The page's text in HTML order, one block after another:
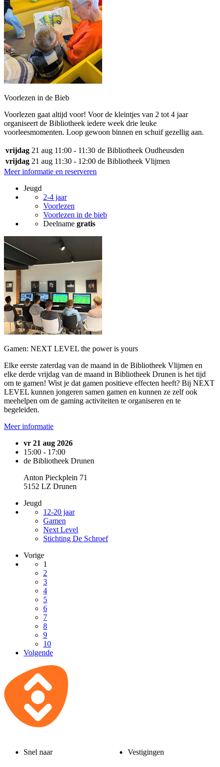
Voorlezen in de Bieb
Voorlezen gaat altijd voor! Voor de kleintjes van 2 tot 4 jaar
organiseert de Bibliotheek iedere week drie leuke
voorleesmomenten. Loop gewoon binnen en schuif gezellig aan.
vrijdag 21 aug 11:00 - 11:30 de Bibliotheek Oudheusden
vrijdag 21 aug 11:30 - 12:00 de Bibliotheek Vlijmen
Meer informatie en reserveren
Jeugd
2-4 jaar
Voorlezen
Voorlezen in de bieb
Deelname gratis
Gamen: NEXT LEVEL the power is yours
Elke eerste zaterdag van de maand in de Bibliotheek Vlijmen en
elke derde vrijdag van de maand in Bibliotheek Drunen is het tijd
om te gamen! Wist je dat gamen positieve effecten heeft? Bij NEXT
LEVEL kunnen jongeren samen gamen en kunnen ze zelf ook
meehelpen om de gaming activiteiten te organiseren en te
begeleiden.
Meer informatie
vr 21 aug 2026
15:00 - 17:00
de Bibliotheek Drunen
Anton Pieckplein 71
5152 LZ Drunen
Jeugd
12-20 jaar
Gamen
Next Level
Stichting De Schroef
Vorige
1
2
3
4
5
6
7
8
9
10
Volgende
Snel naar Vestigingen